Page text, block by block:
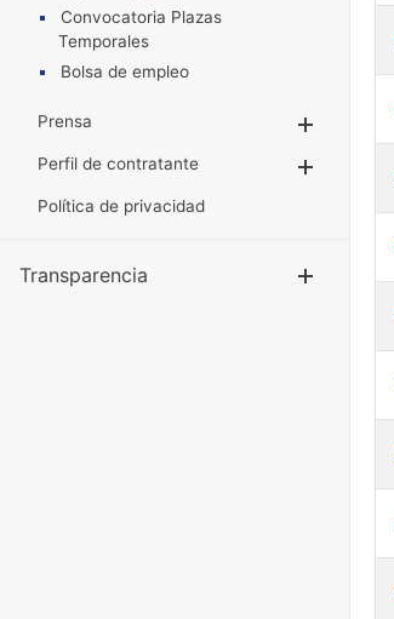
Convocatoria Plazas
Temporales
Bolsa de empleo
Prensa
Perfil de contratante
Política de privacidad
Transparencia